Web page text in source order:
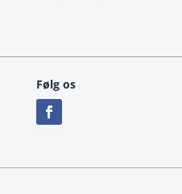
Følg os